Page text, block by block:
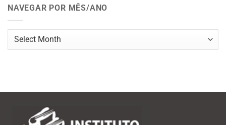
NAVEGAR POR MÊS/ANO
Navegar